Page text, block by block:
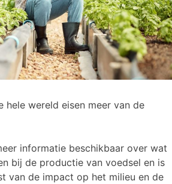
hele wereld eisen meer van de
informatie beschikbaar over wat
bij de productie van voedsel en is
van de impact op het milieu en de